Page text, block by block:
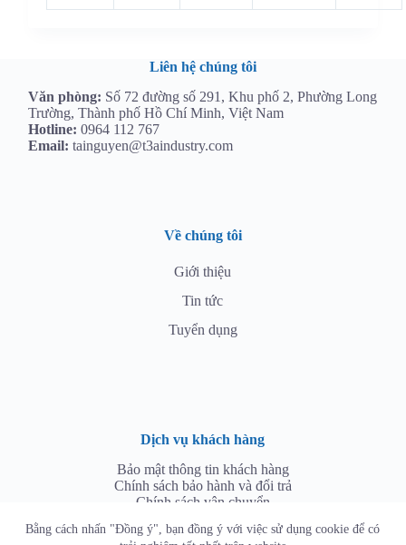
Bằng cách nhấn "Đồng ý", bạn đồng ý với việc sử dụng cookie để có
Liên hệ chúng tôi
Văn phòng: Số 72 đường số 291, Khu phố 2, Phường Long
Trường, Thành phố Hồ Chí Minh, Việt Nam
Hotline: 0964 112 767
Email: tainguyen@t3aindustry.com
Về chúng tôi
Giới thiệu
Tin tức
Tuyển dụng
Dịch vụ khách hàng
Bảo mật thông tin khách hàng
Chính sách bảo hành và đổi trả
Chính sách vận chuyển